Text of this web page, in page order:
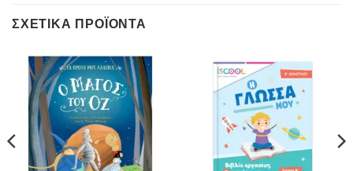
ΣΧΕΤΙΚΆ ΠΡΟΪΌΝΤΑ